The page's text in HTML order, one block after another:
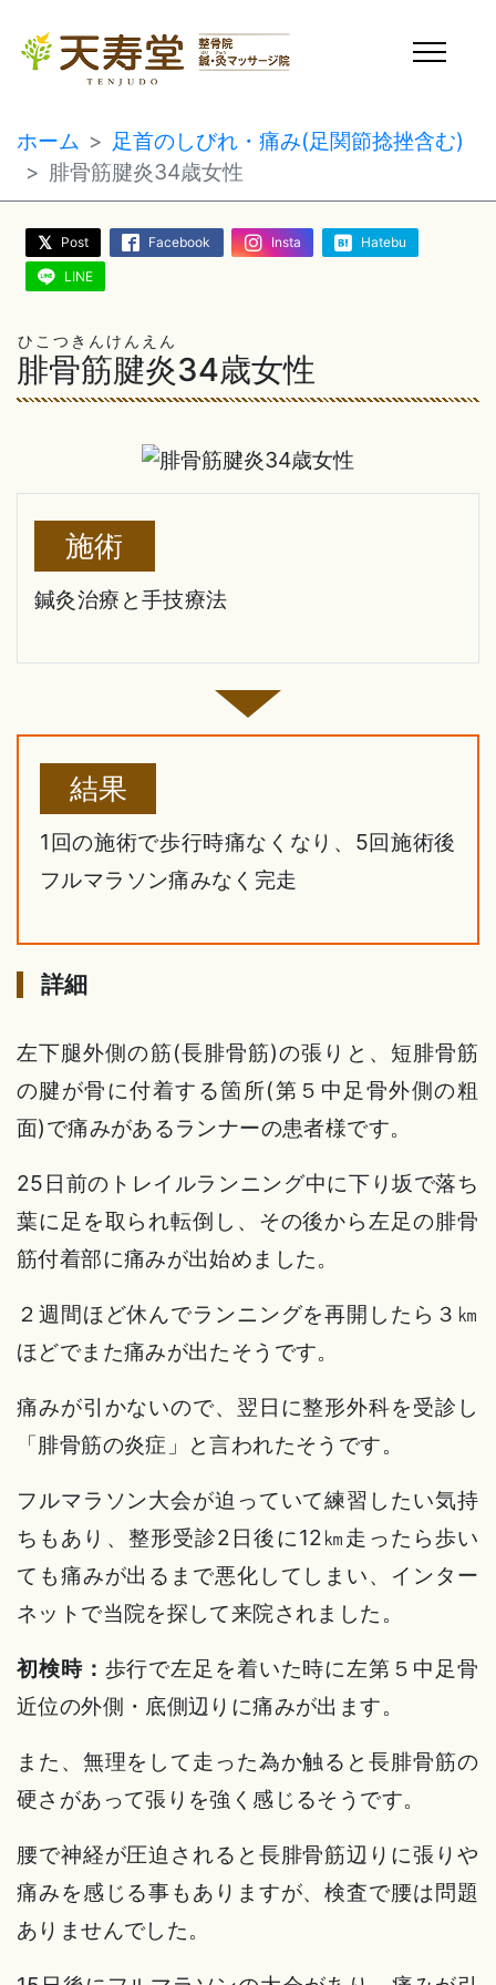
ホーム
足首のしびれ・痛み(足関節捻挫含む)
腓骨筋腱炎34歳女性
Post Facebook Insta Hatebu
LINE
腓骨筋腱炎
ひこつきんけんえん
34歳女性
施術
鍼灸治療と手技療法
結果
1回の施術で歩行時痛なくなり、5回施術後
フルマラソン痛みなく完走
詳細
左下腿外側の筋(長腓骨筋)の張りと、短腓骨筋
の腱が骨に付着する箇所(第５中足骨外側の粗
面)で痛みがあるランナーの患者様です。
25日前のトレイルランニング中に下り坂で落ち
葉に足を取られ転倒し、その後から左足の腓骨
筋付着部に痛みが出始めました。
２週間ほど休んでランニングを再開したら３㎞
ほどでまた痛みが出たそうです。
痛みが引かないので、翌日に整形外科を受診し
「腓骨筋の炎症」と言われたそうです。
フルマラソン大会が迫っていて練習したい気持
ちもあり、整形受診2日後に12㎞走ったら歩い
ても痛みが出るまで悪化してしまい、インター
ネットで当院を探して来院されました。
初検時： 歩行で左足を着いた時に左第５中足骨
近位の外側・底側辺りに痛みが出ます。
また、無理をして走った為か触ると長腓骨筋の
硬さがあって張りを強く感じるそうです。
腰で神経が圧迫されると長腓骨筋辺りに張りや
痛みを感じる事もありますが、検査で腰は問題
ありませんでした。